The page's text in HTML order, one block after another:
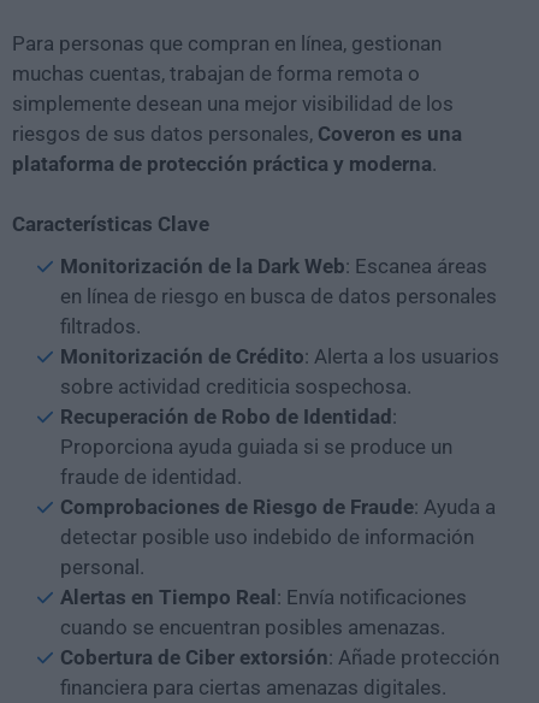
Para personas que compran en línea, gestionan
muchas cuentas, trabajan de forma remota o
simplemente desean una mejor visibilidad de los
riesgos de sus datos personales, Coveron es una
plataforma de protección práctica y moderna.
Características Clave
Monitorización de la Dark Web: Escanea áreas
en línea de riesgo en busca de datos personales
filtrados.
Monitorización de Crédito: Alerta a los usuarios
sobre actividad crediticia sospechosa.
Recuperación de Robo de Identidad:
Proporciona ayuda guiada si se produce un
fraude de identidad.
Comprobaciones de Riesgo de Fraude: Ayuda a
detectar posible uso indebido de información
personal.
Alertas en Tiempo Real: Envía notificaciones
cuando se encuentran posibles amenazas.
Cobertura de Ciber extorsión: Añade protección
financiera para ciertas amenazas digitales.